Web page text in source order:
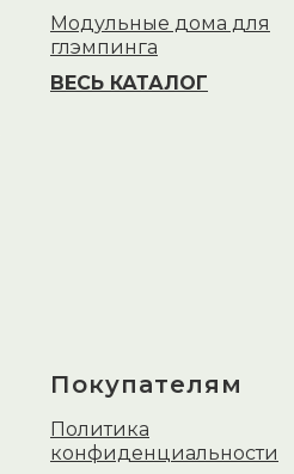
Модульные дома для
глэмпинга
ВЕСЬ КАТАЛОГ
Покупателям
Политика
конфиденциальности